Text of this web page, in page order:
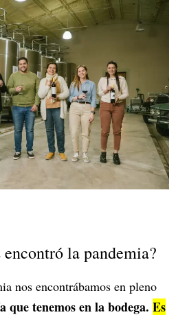
la pandemia?
nos encontrábamos en pleno
tenemos en la bodega. Es